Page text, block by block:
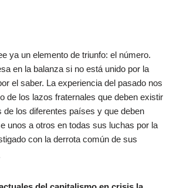
ya un elemento de triunfo: el número.
en la balanza si no está unido por la
el saber. La experiencia del pasado nos
de los lazos fraternales que deben existir
de los diferentes países y que deben
unos a otros en todas sus luchas por la
con la derrota común de sus